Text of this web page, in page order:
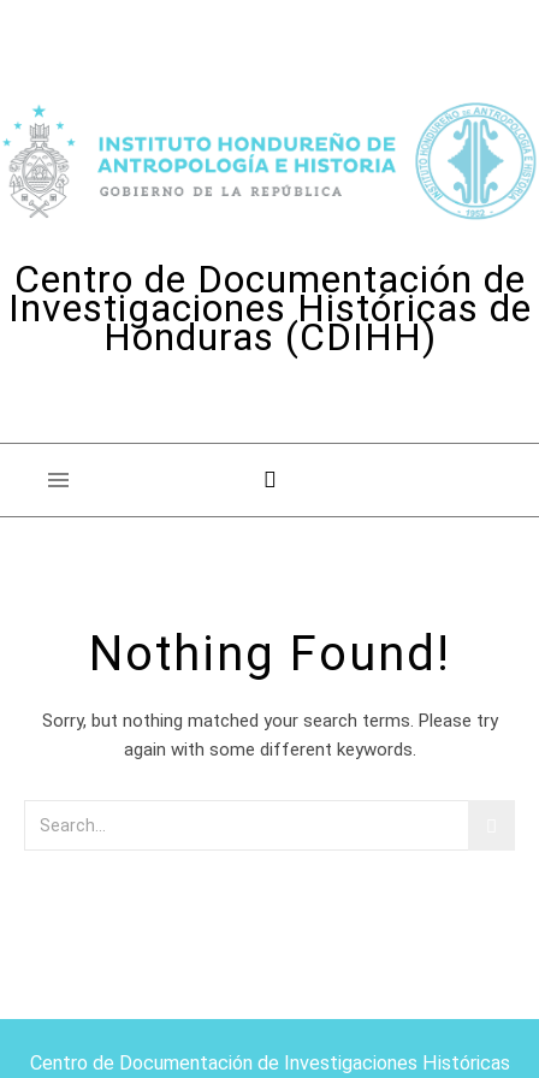
Centro de Documentación de
Investigaciones Históricas de
Honduras (CDIHH)
Nothing Found!
Sorry, but nothing matched your search terms. Please try
again with some different keywords.
Centro de Documentación de Investigaciones Históricas